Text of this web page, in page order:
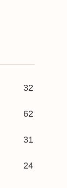
32
62
31
24